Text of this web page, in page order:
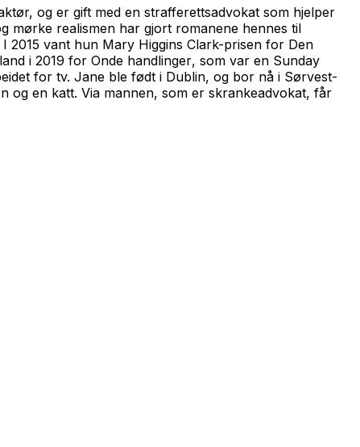
og er gift med en strafferettsadvokat som hjelper
mørke realismen har gjort romanene hennes til
2015 vant hun Mary Higgins Clark-prisen for Den
i 2019 for Onde handlinger, som var en Sunday
for tv. Jane ble født i Dublin, og bor nå i Sørvest-
og en katt. Via mannen, som er skrankeadvokat, får